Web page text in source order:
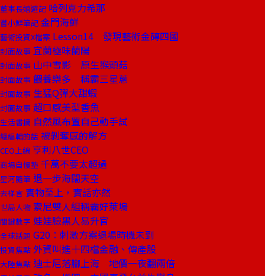
董事長嬉遊記 哈列克力希那
嘗小鮮筆記 金門海鮮
藝術投資X檔案 Lesson14 發現藝術金磚四國
封面故事 宜蘭極味蘭陽
封面故事 山中雪影 原生猴頭菇
封面故事 餵養樂多 稱霸三星蔥
封面故事 生猛Q彈大甜蝦
封面故事 超口感美型香魚
生活書摘 自然風布置自己動手試
總編輯的話 被剝奪感的解方
CEO上線 亨利八世CEO
商場自慢塾 千萬不要太超過
星河隨筆 退一步海闊天空
去梯言 實物至上，實話亦然
世局人物 索尼雙人組稱霸好萊塢
關鍵數字 娃娃臉黑人易升官
全球話題 G20：刺激方案退場時機未到
投資焦點 外資叫進十四檔金融、傳產股
大陸焦點 迪士尼落腳上海 地價一夜翻兩倍